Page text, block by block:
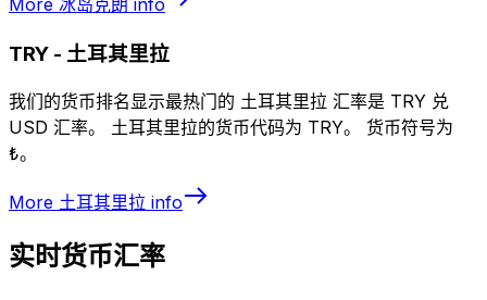
More 冰岛克朗 info
TRY - 土耳其里拉
我们的货币排名显示最热门的 土耳其里拉 汇率是 TRY 兑
USD 汇率。 土耳其里拉的货币代码为 TRY。 货币符号为
₺。
More 土耳其里拉 info
实时货币汇率